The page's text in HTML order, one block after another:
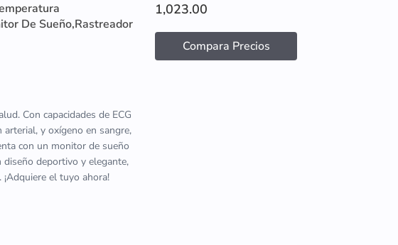
De Sueño,Rastreador
Con capacidades de ECG
arterial, y oxígeno en sangre,
con un monitor de sueño
diseño deportivo y elegante,
el tuyo ahora!
1,023.00
Compara Precios